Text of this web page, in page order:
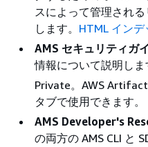
スによって管理され
します。 HTML インデ
AMS セキュリティガ
情報について説明しま
Private。AWS
タブで使用できます。
AMS Developer's
の両方の AMS CLI と